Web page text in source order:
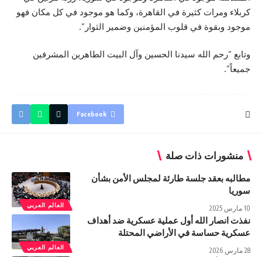
كربلاء ومرات كثيرة في القاهرة، وكما هو موجود في كل مكان فهو
موجود وبقوة في قلوب المؤمنين وضمير الثوار”.
وتابع “رحم الله سيدنا الحسين وآل البيت الطاهرين المشرفين
جميعاً”.
Facebook
منشورات ذات صلة
العالم العربي
مطالبه بعقد جلسة طارئة لمجلس الأمن بشأن
سوريا
10 مارس 2025
العالم العربي
نفذت انصار الله أول عملية عسكرية ضد أهداف
عسكرية حساسة في الأراضي المحتلة
28 مارس 2026